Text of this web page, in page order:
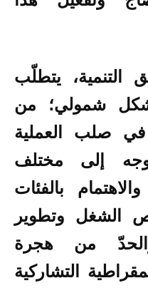
يتطلّب
شمولي؛ من
صلب العملية
إلى مختلف
بالفئات
الشغل وتطوير
من هجرة
التشاركية